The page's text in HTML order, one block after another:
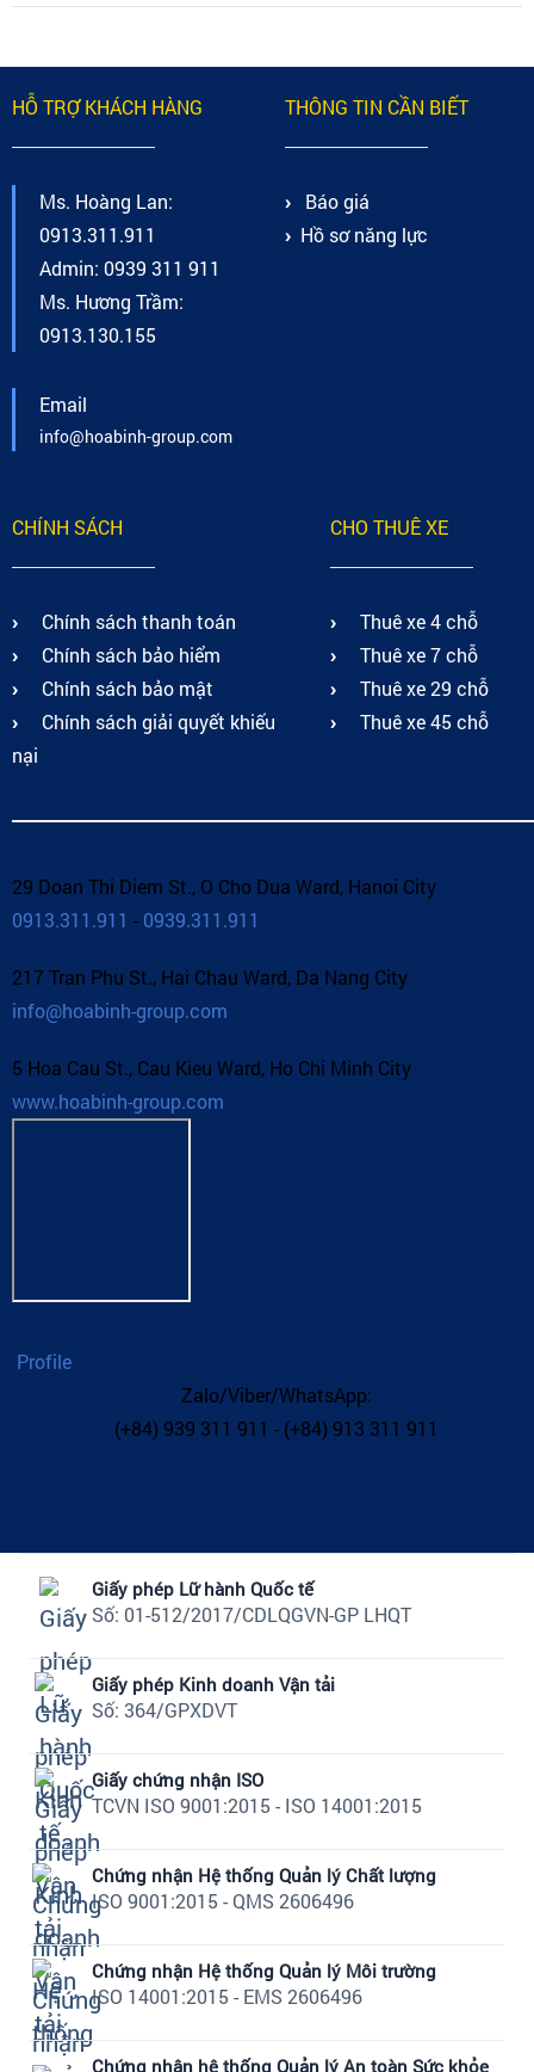
HỖ TRỢ KHÁCH HÀNG
Ms. Hoàng Lan:
0913.311.911
Admin: 0939 311 911
Ms. Hương Trầm:
0913.130.155
Email
info@hoabinh-group.com
THÔNG TIN CẦN BIẾT
Báo giá
Hồ sơ năng lực
CHÍNH SÁCH
Chính sách thanh toán
Chính sách bảo hiểm
Chính sách bảo mật
Chính sách giải quyết khiếu
nại
CHO THUÊ XE
Thuê xe 4 chỗ
Thuê xe 7 chỗ
Thuê xe 29 chỗ
Thuê xe 45 chỗ
29 Doan Thi Diem St., O Cho Dua Ward, Hanoi City
0913.311.911 - 0939.311.911
217 Tran Phu St., Hai Chau Ward, Da Nang City
info@hoabinh-group.com
5 Hoa Cau St., Cau Kieu Ward, Ho Chi Minh City
www.hoabinh-group.com
Profile
Zalo/Viber/WhatsApp:
(+84) 939 311 911 - (+84) 913 311 911
Giấy phép Lữ hành Quốc tế
Số: 01-512/2017/CDLQGVN-GP LHQT
Giấy phép Kinh doanh Vận tải
Số: 364/GPXDVT
Giấy chứng nhận ISO
TCVN ISO 9001:2015 - ISO 14001:2015
Chứng nhận Hệ thống Quản lý Chất lượng
ISO 9001:2015 - QMS 2606496
Chứng nhận Hệ thống Quản lý Môi trường
ISO 14001:2015 - EMS 2606496
Chứng nhận hệ thống Quản lý An toàn Sức khỏe